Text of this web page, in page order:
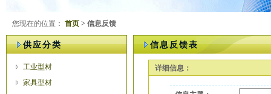
您现在的位置： 首页 > 信息反馈
供应分类
工业型材
家具型材
信息反馈表
详细信息：